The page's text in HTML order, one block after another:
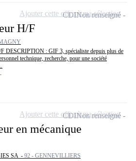
H/F
DESCRIPTION : GIF 3, spécialiste depuis plus de
technique, recherche, pour une société
CDINon renseigné
Ajouter cette offre à ma sélection
en mécanique
SA - 92 - GENNEVILLIERS
CDINon renseigné
Ajouter cette offre à ma sélection